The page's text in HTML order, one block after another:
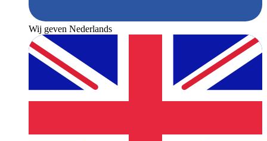
Wij geven Nederlands